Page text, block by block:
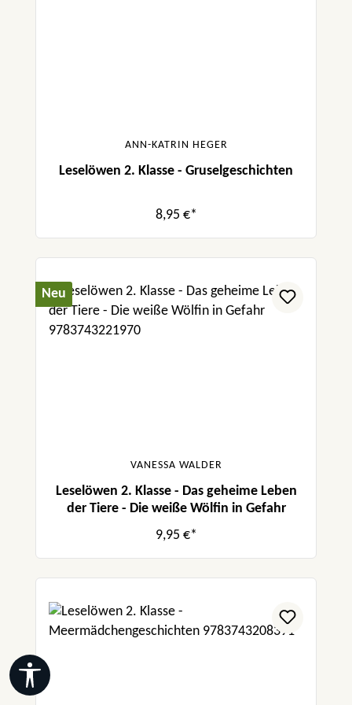
ANN-KATRIN HEGER
Leselöwen 2. Klasse - Gruselgeschichten
8,95 €*
Neu
VANESSA WALDER
Leselöwen 2. Klasse - Das geheime Leben
der Tiere - Die weiße Wölfin in Gefahr
9,95 €*
Werkzeugleiste anzeigen